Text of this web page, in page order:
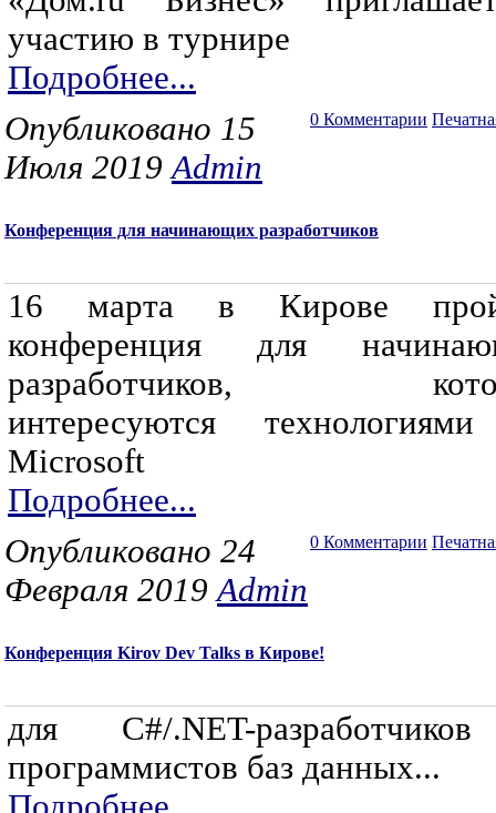
участию в турнире
Подробнее...
0 Комментарии
Опубликовано 15
Июля 2019Admin
Конференция для начинающих разработчиков
16 марта в Кирове
конференция для
разработчиков,
интересуются
Microsoft
Подробнее...
0 Комментарии
Опубликовано 24
Февраля 2019Admin
Конференция Kirov Dev Talks в Кирове!
для C#/.NET-
программистов баз данных...